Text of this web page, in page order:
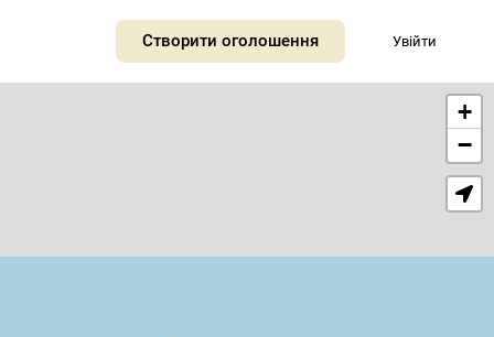
Створити оголошення Увійти
+
−